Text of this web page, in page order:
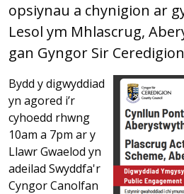
opsiynau a chynigion ar
Lesol ym Mhlascrug,
gan Gyngor Sir
Bydd y digwyddiad
yn agored i’r
cyhoedd rhwng
10am a 7pm ar y
Llawr Gwaelod yn
adeilad Swyddfa'r
Cyngor Canolfan